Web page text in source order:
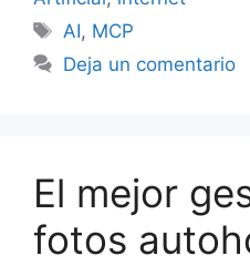
Etiquetas
AI, MCP
Deja un comentario
El mejor
fotos